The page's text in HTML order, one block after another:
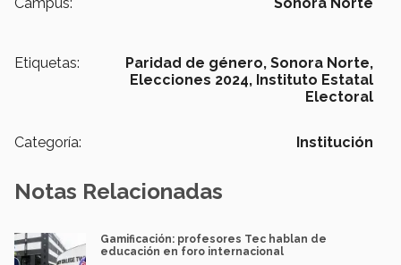
Etiquetas: Paridad de género, Sonora Norte,
Elecciones 2024, Instituto Estatal
Electoral
Categoría: Institución
Notas Relacionadas
Gamificación: profesores Tec hablan de
educación en foro internacional